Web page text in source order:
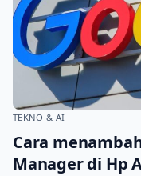
TEKNO & AI
Cara
Manager di Hp